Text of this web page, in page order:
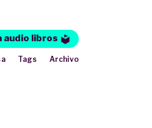
audio libros
Tags Archivo